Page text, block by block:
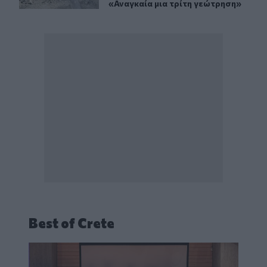
«Αναγκαία μια τρίτη γεώτρηση»
Best of Crete